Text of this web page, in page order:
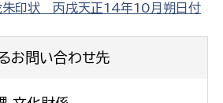
朱印状 丙戌天正14年10月朔日付
お問い合わせ先